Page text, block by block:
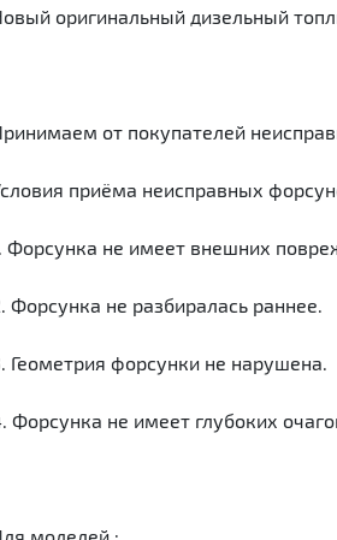
оригинальный дизельный
от покупателей
приёма неисправных
Форсунка не имеет внешних
Форсунка не разбиралась раннее.
Геометрия форсунки не нарушена.
Форсунка не имеет глубоких